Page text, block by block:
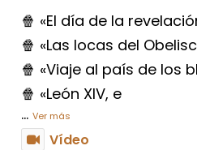
🍿 «El día de la
🍿 «Las locas del
🍿 «Viaje al país de los
🍿 «León XIV, e
... Ver más
Vídeo